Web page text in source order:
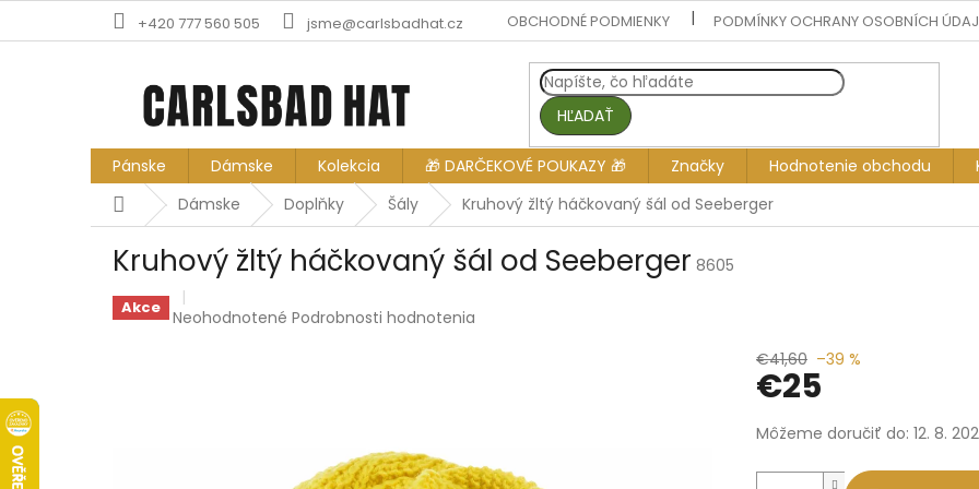
+420 777 560 505 jsme@carlsbadhat.cz OBCHODNÉ PODMIENKY PODMÍNKY OCHRANY OSOBNÍCH
HĽADAŤ
Pánske Dámske Kolekcia 🎁 DARČEKOVÉ POUKAZY 🎁 Značky Hodnotenie obchodu
DomovDámske Doplňky Šály Kruhový žltý háčkovaný šál od Seeberger
Kruhový žltý háčkovaný šál od Seeberger 8605
Akce Priemerné
Neohodnotené Podrobnosti hodnotenia
€41,60 –39 %
€25
Jednotková
cena:
Môžeme doručiť do: 12. 8.